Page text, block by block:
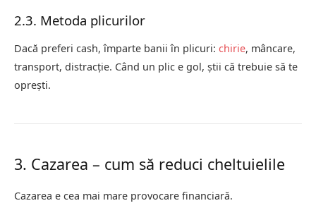
2.3. Metoda plicurilor
Dacă preferi cash, împarte banii în plicuri: chirie, mâncare,
transport, distracție. Când un plic e gol, știi că trebuie să te
oprești.
3. Cazarea – cum să reduci cheltuielile
Cazarea e cea mai mare provocare financiară.